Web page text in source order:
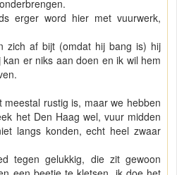
erger word hier met vuurwerk,
zich af bijt (omdat hij bang is) hij
er niks aan doen en ik wil hem
rustig is, maar we hebben
het Den Haag wel, vuur midden
langs konden, echt heel zwaar
tegen gelukkig, die zit gewoon